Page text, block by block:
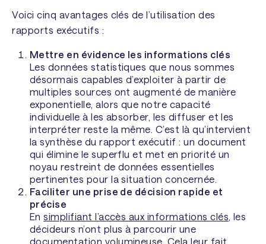
Voici cinq avantages clés de l’utilisation des
rapports exécutifs :
Mettre en évidence les informations clés
Les données statistiques que nous sommes
désormais capables d’exploiter à partir de
multiples sources ont augmenté de manière
exponentielle, alors que notre capacité
individuelle à les absorber, les diffuser et les
interpréter reste la même. C’est là qu’intervient
la synthèse du rapport exécutif : un document
qui élimine le superflu et met en priorité un
noyau restreint de données essentielles
pertinentes pour la situation concernée.
Faciliter une prise de décision rapide et
précise
Ensimplifiant l’accès aux informations clés , les
décideurs n’ont plus à parcourir une
documentation volumineuse. Cela leur fait